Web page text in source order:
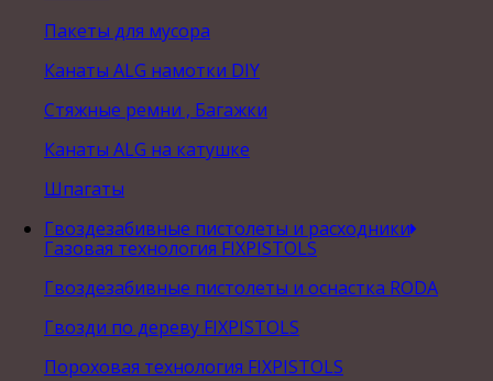
Пакеты для мусора
Канаты ALG намотки DIY
Стяжные ремни , Багажки
Канаты ALG на катушке
Шпагаты
Гвоздезабивные пистолеты и расходники
Газовая технология FIXPISTOLS
Гвоздезабивные пистолеты и оснастка RODA
Гвозди по дереву FIXPISTOLS
Пороховая технология FIXPISTOLS